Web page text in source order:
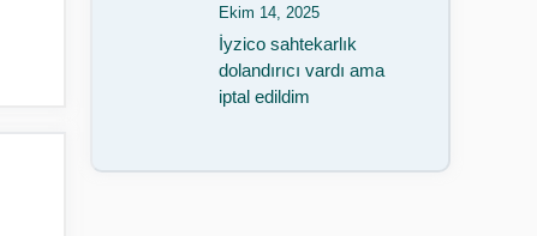
Ekim 14, 2025
İyzico sahtekarlık
dolandırıcı vardı ama
iptal edildim